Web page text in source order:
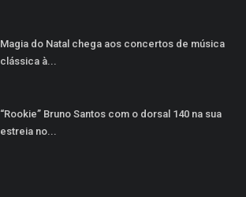
Magia do Natal chega aos concertos de música
clássica à...
“Rookie” Bruno Santos com o dorsal 140 na sua
estreia no...